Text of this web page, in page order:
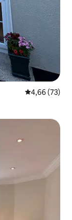
4,66 av 5 i
4,66 (73)